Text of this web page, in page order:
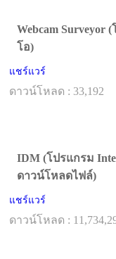
Webcam
โอ)
แชร์แวร์
ดาวน์โหลด : 33,192
IDM (โปรแกรม
ดาวน์โหลดไฟล์)
แชร์แวร์
ดาวน์โหลด :